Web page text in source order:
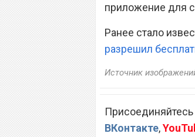
приложение для
Ранее стало
разрешил
Источник
ВКонтакте,